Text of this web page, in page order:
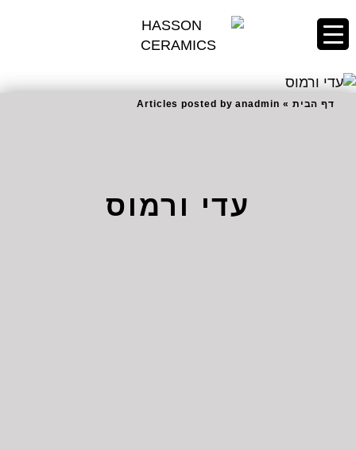
דף הבית »
Articles posted by anadmin
עדי ורמוס